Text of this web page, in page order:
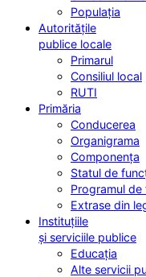
Populația
Autoritățile
publice locale
Primarul
Consiliul local
RUTI
Primăria
Conducerea
Organigrama
Componența
Statul de
Programul
Extrase din
Instituțiile
și serviciile publice
Educația
Alte servicii